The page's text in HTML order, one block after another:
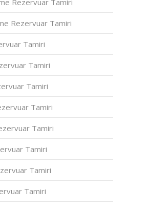
Rezervuar Tamiri
Tamiri
Tamiri
Tamiri
Tamiri
Tamiri
Tamiri
Tamiri
Tamiri